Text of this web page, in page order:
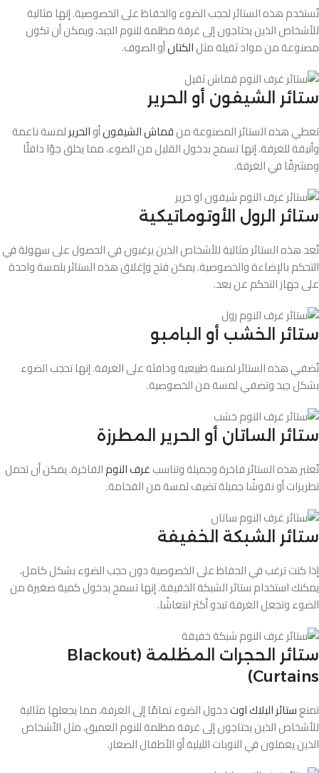
تُستخدم هذه الستائر لحجب الضوء والحفاظ على الخصوصية. إنها مثالية
للأشخاص الذين يحتاجون إلى غرفة مظلمة للنوم الجيد، ويمكن أن تكون
مصنوعة من مواد ثقيلة مثلالكتانأو الصوف.
ستائر الشيفون أو الحرير
تعطي هذه الستائر المصنوعة منقماش الشيفونأوالحريرلمسة ناعمة
وأنيقة للغرفة. إنها تسمح بدخول القليل من الضوء، مما يخلق جوًا دافئًا
ومشرقًا في الغرفة.
ستائر الرول الأوتوماتيكية
تُعد هذه الستائر مثالية للأشخاص الذين يرغبون في الحصول على سهولة في
التحكم بالإضاءة والخصوصية. يمكن فتح وإغلاق هذه الستائر بلمسة واحدة
على جهاز التحكم عن بعد.
ستائر الخشب أو البامبو
تُضفي هذه الستائر لمسة طبيعية ودافئة على الغرفة. إنها تحجب الضوء
بشكل جيد وتضفي لمسة من الخصوصية.
ستائر الساتان أو الحرير المطرزة
تُعتبر هذه الستائر فاخرة وجميلة وتناسبغرف النومالفاخرة. يمكن أن تحمل
تطريزات أو نقوشًا جميلة تضيف لمسة من الفخامة.
ستائر الشبكة الخفيفة
إذا كنت ترغب في الحفاظ على الخصوصية دون حجب الضوء بشكل كامل،
يمكنك استخدام ستائر الشبكة الخفيفة. إنها تسمح بدخول كمية صغيرة من
الضوء وتجعل الغرفة تبدو أكثر انتعاشًا.
ستائر الحجرات المظلمة (Blackout
Curtains)
تمنعستائر البلاك اوتدخول الضوء تمامًا إلى الغرفة، مما يجعلها مثالية
للأشخاص الذين يحتاجون إلى غرفة مظلمة للنوم العميق، مثل الأشخاص
الذين يعملون في النوبات الليلية أو الأطفال الصغار.